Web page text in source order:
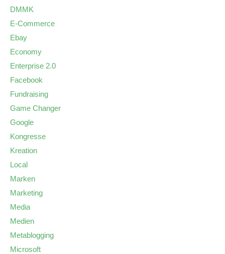
DMMK
E-Commerce
Ebay
Economy
Enterprise 2.0
Facebook
Fundraising
Game Changer
Google
Kongresse
Kreation
Local
Marken
Marketing
Media
Medien
Metablogging
Microsoft